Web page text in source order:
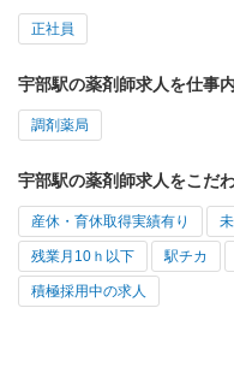
正社員
宇部駅の薬剤師求人を仕事
調剤薬局
宇部駅の薬剤師求人をこだ
産休・育休取得実績有り
残業月10ｈ以下 駅チカ
積極採用中の求人